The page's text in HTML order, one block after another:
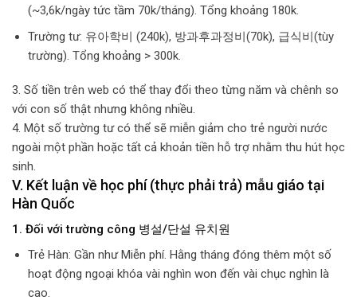
(~3,6k/ngày tức tầm 70k/tháng). Tổng khoảng 180k.
Trường tư: 유아학비 (240k), 방과후과정비(70k), 급식비(tùy
trường). Tổng khoảng > 300k.
3. Số tiền trên web có thể thay đổi theo từng năm và chênh so
với con số thật nhưng không nhiều.
4. Một số trường tư có thể sẽ miễn giảm cho trẻ người nước
ngoài một phần hoặc tất cả khoản tiền hỗ trợ nhằm thu hút học
sinh.
V. Kết luận về học phí (thực phải trả) mẫu giáo tại
Hàn Quốc
1. Đối với trường công 병설/단설 유치원
Trẻ Hàn: Gần như Miễn phí. Hằng tháng đóng thêm một số
hoạt động ngoại khóa vài nghìn won đến vài chục nghìn là
cao.